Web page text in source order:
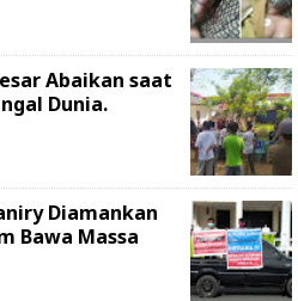
Abaikan saat
Dunia.
Diamankan
Bawa Massa